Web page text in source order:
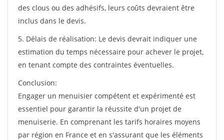
des clous ou des adhésifs, leurs coûts devraient être
inclus dans le devis.
5. Délais de réalisation: Le devis devrait indiquer une
estimation du temps nécessaire pour achever le projet,
en tenant compte des contraintes éventuelles.
Conclusion:
Engager un menuisier compétent et expérimenté est
essentiel pour garantir la réussite d'un projet de
menuiserie. En comprenant les tarifs horaires moyens
par région en France et en s'assurant que les éléments